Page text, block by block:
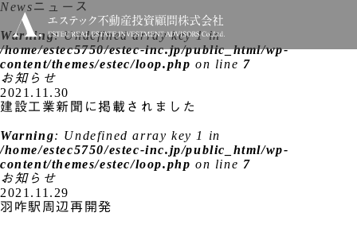
Newsニュース
Warning: Undefined array key 1 in
/home/estec5750/estec-inc.jp/public_html/wp-
content/themes/estec/loop.php on line 7
お知らせ
2021.11.30
建設工業新聞に掲載されました
Warning: Undefined array key 1 in
/home/estec5750/estec-inc.jp/public_html/wp-
content/themes/estec/loop.php on line 7
お知らせ
2021.11.29
羽咋駅周辺再開発